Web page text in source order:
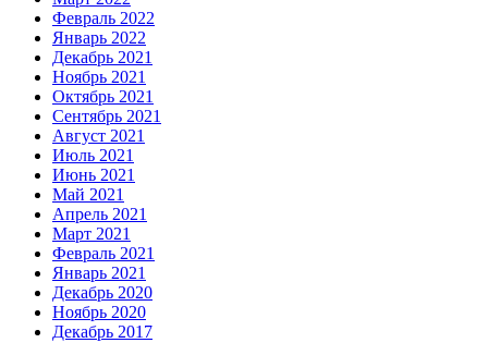
Февраль 2022
Январь 2022
Декабрь 2021
Ноябрь 2021
Октябрь 2021
Сентябрь 2021
Август 2021
Июль 2021
Июнь 2021
Май 2021
Апрель 2021
Март 2021
Февраль 2021
Январь 2021
Декабрь 2020
Ноябрь 2020
Декабрь 2017